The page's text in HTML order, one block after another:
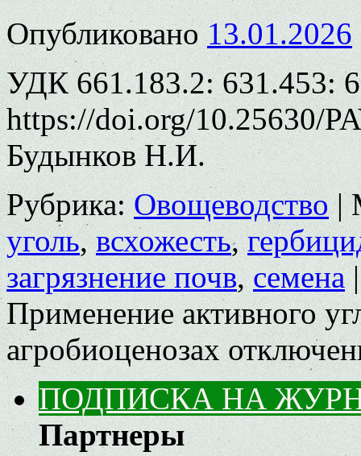
Опубликовано 13.01.2026
УДК 661.183.2: 631.453:
https://doi.org/10.25630/
Будынков Н.И.
Рубрика: Овощеводство |
уголь,всхожесть,
загрязнение почв,семена |
Применение активного
агробиоценозах
ПОДПИСКА НА
Партнеры